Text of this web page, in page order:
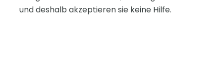
und deshalb akzeptieren sie keine Hilfe.